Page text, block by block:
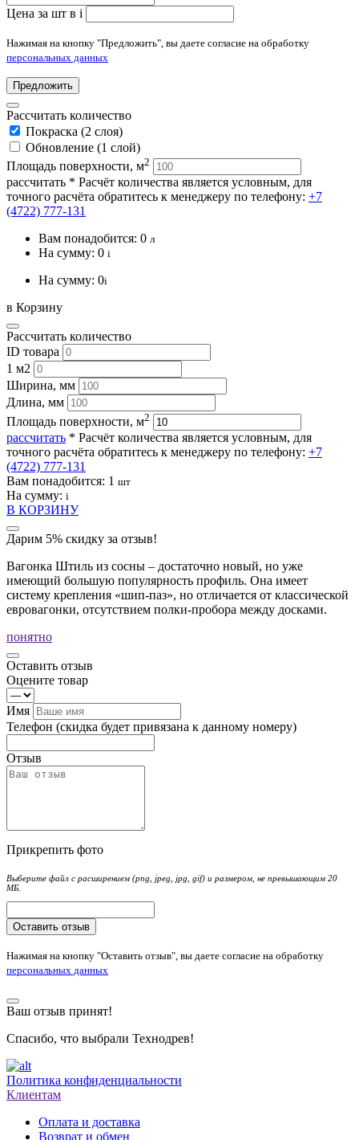
Цена за шт в i
Нажимая на кнопку "Предложить", вы даете согласие на обработку
персональных данных
Предложить
Рассчитать количество
Покраска (2 слоя)
Обновление (1 слой)
Площадь поверхности, м2
рассчитать * Расчёт количества является условным, для
точного расчёта обратитесь к менеджеру по телефону: +7
(4722) 777-131
Вам понадобится: 0 л
На сумму: 0 i
На сумму: 0i
в Корзину
Рассчитать количество
ID товара
1 м2
Ширина, мм
Длина, мм
Площадь поверхности, м2
рассчитать * Расчёт количества является условным, для
точного расчёта обратитесь к менеджеру по телефону: +7
(4722) 777-131
Вам понадобится: 1 шт
На сумму: i
В КОРЗИНУ
Дарим 5% скидку за отзыв!
Вагонка Штиль из сосны – достаточно новый, но уже
имеющий большую популярность профиль. Она имеет
систему крепления «шип-паз», но отличается от классической
евровагонки, отсутствием полки-пробора между досками.
понятно
Оставить отзыв
Оцените товар
Имя
Телефон (скидка будет привязана к данному номеру)
Отзыв
Прикрепить фото
Выберите файл с расширением (png, jpeg, jpg, gif) и размером, не превышающим 20
МБ.
Оставить отзыв
Нажимая на кнопку "Оставить отзыв", вы даете согласие на обработку
персональных данных
Ваш отзыв принят!
Спасибо, что выбрали Технодрев!
Политика конфиденциальности
Клиентам
Оплата и доставка
Возврат и обмен